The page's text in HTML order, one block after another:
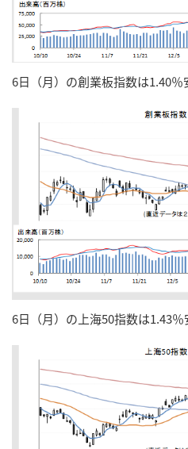
6日（月）の創業板指数は1.40％
6日（月）の上海50指数は1.43％